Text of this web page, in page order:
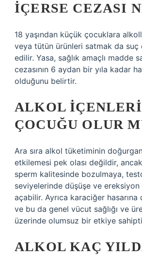
IÇERSE CEZASI
18 yaşından küçük çocuklara
veya tütün ürünleri satmak da suç
edilir. Yasa, sağlık amaçlı madde
cezasının 6 aydan bir yıla kadar
olduğunu belirtir.
ALKOL
ÇOCUĞU OLUR
Ara sıra alkol tüketiminin
etkilemesi pek olası değildir,
sperm kalitesinde bozulmaya,
seviyelerinde düşüşe ve ereksiyon
açabilir. Ayrıca karaciğer
ve bu da genel vücut sağlığı ve
üzerinde olumsuz bir etkiye
ALKOL KAÇ